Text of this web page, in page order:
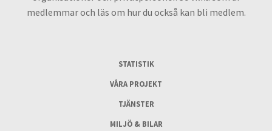
medlemmar och läs om hur du också kan bli medlem.
STATISTIK
VÅRA PROJEKT
TJÄNSTER
MILJÖ & BILAR